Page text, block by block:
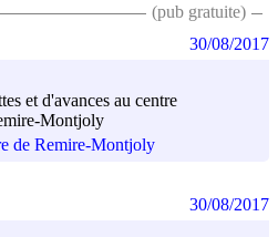
(pub gratuite)
et d'avances au centre
Montjoly
de Remire-Montjoly
30/08/2017
30/08/2017